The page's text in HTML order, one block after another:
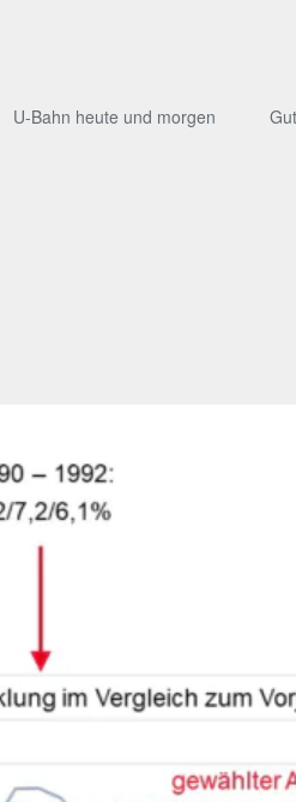
U-Bahn heute und morgen